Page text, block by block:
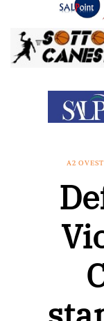
A2 OVEST